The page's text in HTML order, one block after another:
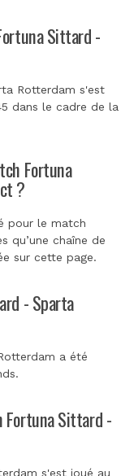
Sittard -
Rotterdam s'est
dans le cadre de la
Fortuna
?
pour le match
qu’une chaîne de
sur cette page.
- Sparta
a été
.
Fortuna Sittard -
s'est joué au